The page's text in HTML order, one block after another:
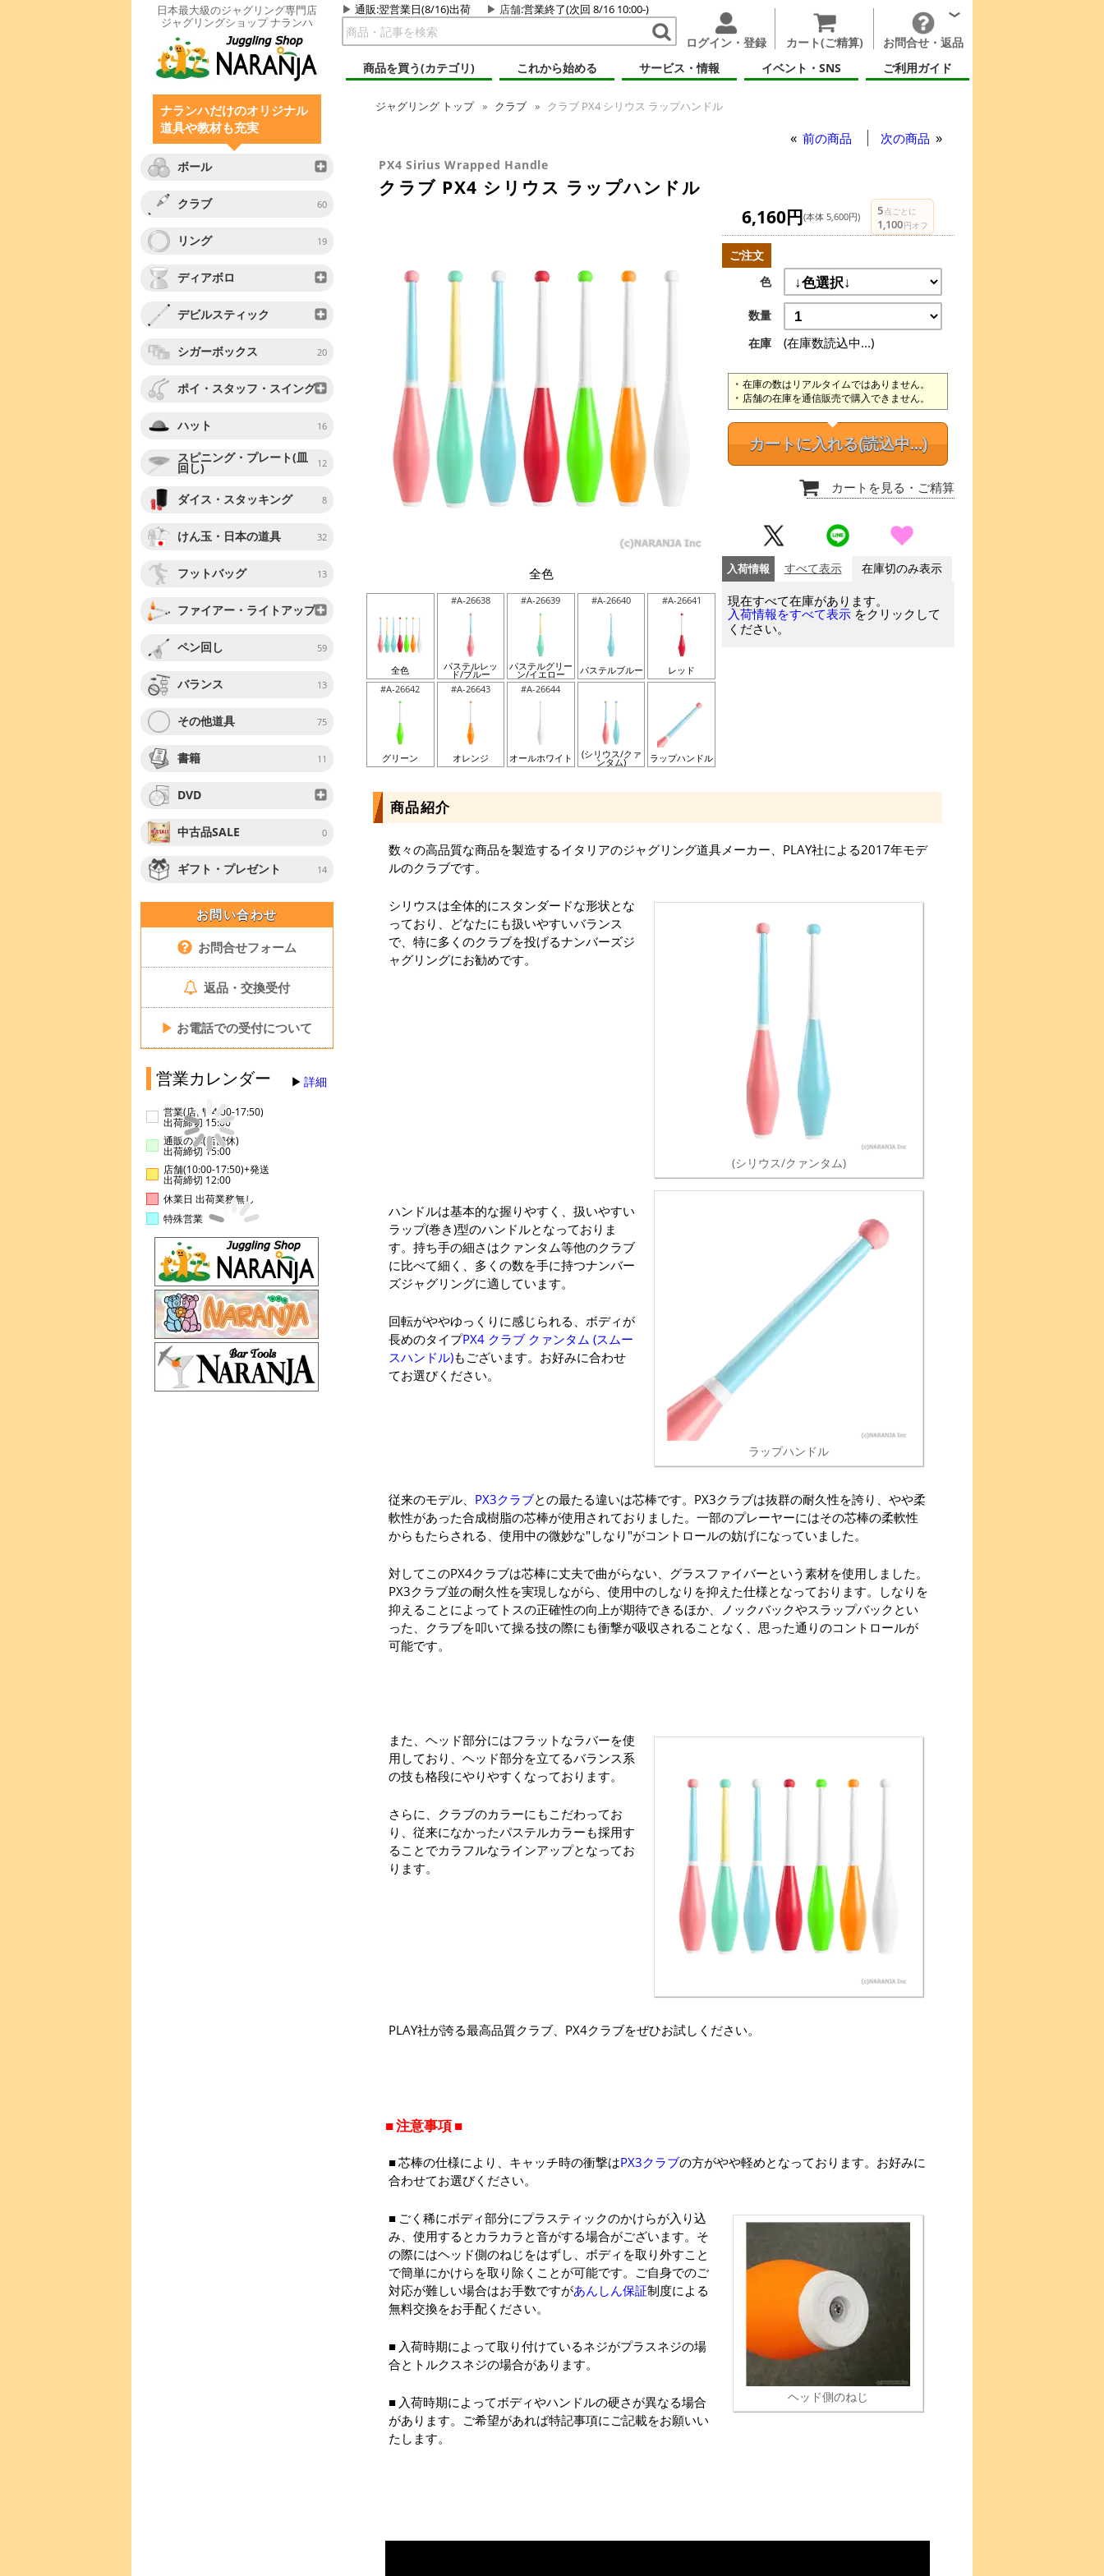
日本最大級のジャグリング専門店
ジャグリングショップ ナランハ
通販:翌営業日(8/16)出荷 店舗:営業終了(次回 8/16 10:00-)
ログイン・登録 カート(ご精算)
お問合せ・返品
商品を買う(カテゴリ)
これから始める サービス・情報 イベント・SNS ご利用ガイド
ナランハだけのオリジナル
道具や教材も充実
ボール
クラブ 60
リング 19
ディアボロ
デビルスティック
シガーボックス 20
ポイ・スタッフ・スイング
ハット 16
スピニング・プレート(皿
回し) 12
ダイス・スタッキング 8
けん玉・日本の道具 32
フットバッグ 13
ファイアー・ライトアップ
ペン回し 59
バランス 13
その他道具 75
書籍 11
DVD
中古品SALE 0
ギフト・プレゼント 14
お問い合わせ
お問合せフォーム
返品・交換受付
▶ お電話での受付について
営業カレンダー 詳細
営業(店舗14:00-17:50)
出荷締切 15:00
通販のみ(店舗休)
出荷締切 15:00
店舗(10:00-17:50)+発送
出荷締切 12:00
休業日 出荷業務無し
特殊営業
ジャグリング トップ クラブ クラブ PX4 シリウス ラップハンドル
前の商品 次の商品
PX4 Sirius Wrapped Handle
クラブ PX4 シリウス ラップハンドル
全色
全色
#A-26638
パステルレッ
ド/ブルー
#A-26639
パステルグリー
ン/イエロー
#A-26640
パステルブルー
#A-26641
レッド
#A-26642
グリーン
#A-26643
オレンジ
#A-26644
オールホワイト (シリウス/クァ
ンタム) ラップハンドル
6,160円(本体 5,600円) 5点ごとに
1,100 円オフ
ご注文
色
数量
在庫
(在庫数読込中...)
在庫の数はリアルタイムではありません。
店舗の在庫を通信販売で購入できません。
カートに入れる(読込中...)
カートを見る ・ご精算
入荷情報 すべて表示 在庫切のみ表示
現在すべて在庫があります。
入荷情報をすべて表示 をクリックして
ください。
商品紹介
数々の高品質な商品を製造するイタリアのジャグリング道具メーカー、PLAY社による2017年モデ
ルのクラブです。
(シリウス/クァンタム)
シリウスは全体的にスタンダードな形状とな
っており、どなたにも扱いやすいバランス
で、特に多くのクラブを投げるナンバーズジ
ャグリングにお勧めです。
ラップハンドル
ハンドルは基本的な握りやすく、扱いやすい
ラップ(巻き)型のハンドルとなっておりま
す。持ち手の細さはクァンタム等他のクラブ
に比べて細く、多くの数を手に持つナンバー
ズジャグリングに適しています。
回転がややゆっくりに感じられる、ボディが
長めのタイプPX4 クラブ クァンタム (スムー
スハンドル)もございます。お好みに合わせ
てお選びください。
従来のモデル、 PX3クラブとの最たる違いは芯棒です。PX3クラブは抜群の耐久性を誇り、やや柔
軟性があった合成樹脂の芯棒が使用されておりました。一部のプレーヤーにはその芯棒の柔軟性
からもたらされる、使用中の微妙な"しなり"がコントロールの妨げになっていました。
対してこのPX4クラブは芯棒に丈夫で曲がらない、グラスファイバーという素材を使用しました。
PX3クラブ並の耐久性を実現しながら、使用中のしなりを抑えた仕様となっております。しなりを
抑えることによってトスの正確性の向上が期待できるほか、ノックバックやスラップバックとい
った、クラブを叩いて操る技の際にも衝撃が吸収されることなく、思った通りのコントロールが
可能です。
また、ヘッド部分にはフラットなラバーを使
用しており、ヘッド部分を立てるバランス系
の技も格段にやりやすくなっております。
さらに、クラブのカラーにもこだわってお
り、従来になかったパステルカラーも採用す
ることでカラフルなラインアップとなってお
ります。
PLAY社が誇る最高品質クラブ、PX4クラブをぜひお試しください。
注意事項
芯棒の仕様により、キャッチ時の衝撃はPX3クラブの方がやや軽めとなっております。お好みに
合わせてお選びください。
ヘッド側のねじ
ごく稀にボディ部分にプラスティックのかけらが入り込
み、使用するとカラカラと音がする場合がございます。そ
の際にはヘッド側のねじをはずし、ボディを取り外すこと
で簡単にかけらを取り除くことが可能です。ご自身でのご
対応が難しい場合はお手数ですがあんしん保証制度による
無料交換をお手配ください。
入荷時期によって取り付けているネジがプラスネジの場
合とトルクスネジの場合があります。
入荷時期によってボディやハンドルの硬さが異なる場合
があります。ご希望があれば特記事項にご記載をお願いい
たします。